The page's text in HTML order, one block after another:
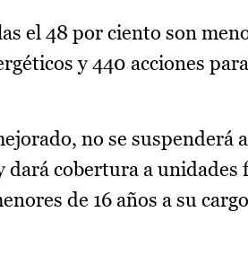
el 48 por ciento son
y 440 acciones
no se suspenderá
dará cobertura a unidades
de 16 años a su